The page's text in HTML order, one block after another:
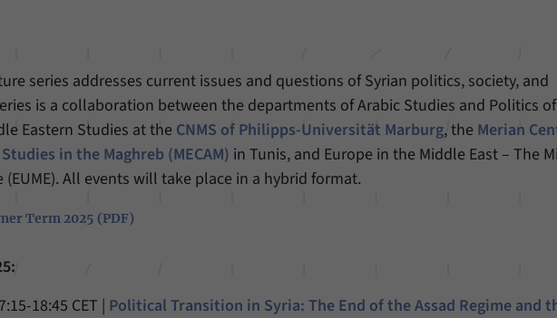
series addresses current issues and questions of Syrian politics, society, and
is a collaboration between the departments of Arabic Studies and Politics
Eastern Studies at the CNMS of Philipps-Universität Marburg, the Merian
in the Maghreb (MECAM) in Tunis, and Europe in the Middle East – The
(EUME). All events will take place in a hybrid format.
Term 2025 (PDF)
18:45 CET | Political Transition in Syria: The End of the Assad Regime and